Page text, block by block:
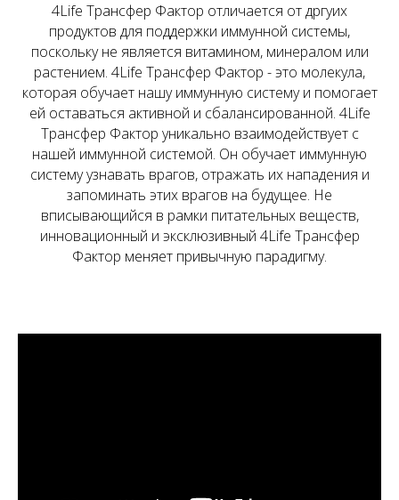
4Life Трансфер Фактор отличается от дргуих
продуктов для поддержки иммунной системы,
поскольку не является витамином, минералом или
растением. 4Life Трансфер Фактор - это молекула,
которая обучает нашу иммунную систему и помогает
ей оставаться активной и сбалансированной. 4Life
Трансфер Фактор уникально взаимодействует с
нашей иммунной системой. Он обучает иммунную
систему узнавать врагов, отражать их нападения и
запоминать этих врагов на будущее. Не
вписывающийся в рамки питательных веществ,
инновационный и эксклюзивный 4Life Трансфер
Фактор меняет привычную парадигму.